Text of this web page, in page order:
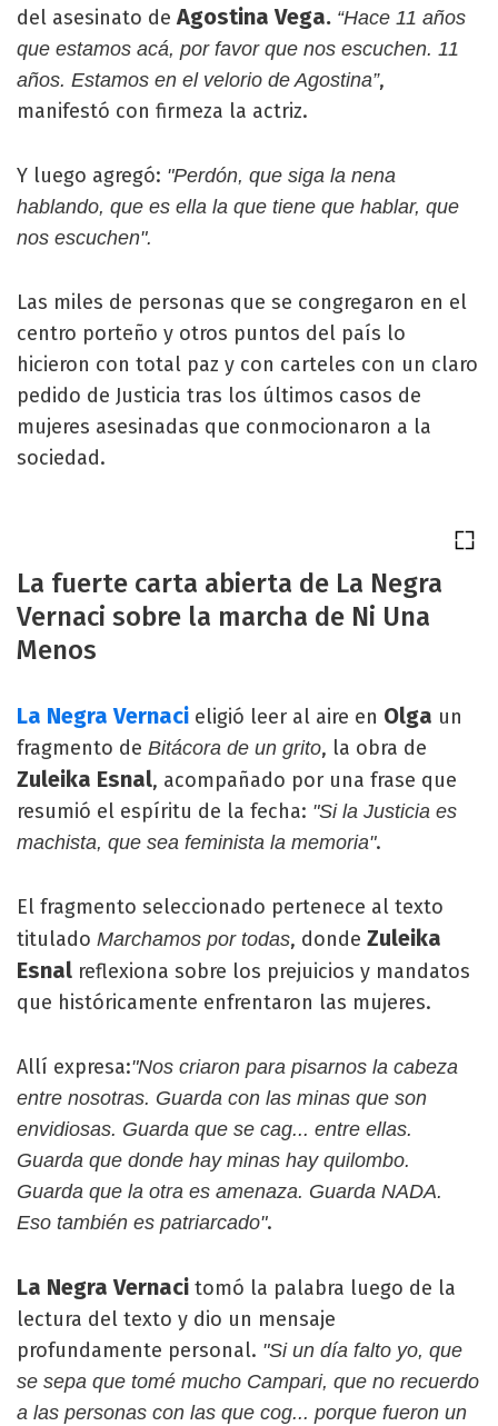
del asesinato deAgostina Vega. “Hace 11 años
que estamos acá, por favor que nos escuchen. 11
años. Estamos en el velorio de Agostina”,
manifestó con firmeza la actriz.
Y luego agregó: "Perdón, que siga la nena
hablando, que es ella la que tiene que hablar, que
nos escuchen".
Las miles de personas que se congregaron en el
centro porteño y otros puntos del país lo
hicieron con total paz y con carteles con un claro
pedido de Justicia tras los últimos casos de
mujeres asesinadas que conmocionaron a la
sociedad.
La fuerte carta abierta de La Negra
Vernaci sobre la marcha de Ni Una
Menos
La Negra Vernaci eligió leer al aire en Olga un
fragmento de Bitácora de un grito, la obra de
Zuleika Esnal, acompañado por una frase que
resumió el espíritu de la fecha: "Si la Justicia es
machista, que sea feminista la memoria".
El fragmento seleccionado pertenece al texto
titulado Marchamos por todas, donde Zuleika
Esnal reflexiona sobre los prejuicios y mandatos
que históricamente enfrentaron las mujeres.
Allí expresa:"Nos criaron para pisarnos la cabeza
entre nosotras. Guarda con las minas que son
envidiosas. Guarda que se cag... entre ellas.
Guarda que donde hay minas hay quilombo.
Guarda que la otra es amenaza. Guarda NADA.
Eso también es patriarcado".
La Negra Vernaci tomó la palabra luego de la
lectura del texto y dio un mensaje
profundamente personal. "Si un día falto yo, que
se sepa que tomé mucho Campari, que no recuerdo
a las personas con las que cog... porque fueron un